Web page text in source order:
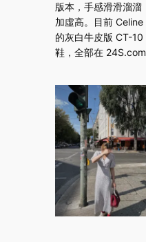
版本，手感滑滑溜溜
加虛高。目前
的灰白牛皮版 CT-
鞋，全部在 24S.com